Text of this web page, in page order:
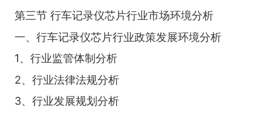
第三节 行车记录仪芯片行业市场环境分析
一、行车记录仪芯片行业政策发展环境分析
1、行业监管体制分析
2、行业法律法规分析
3、行业发展规划分析